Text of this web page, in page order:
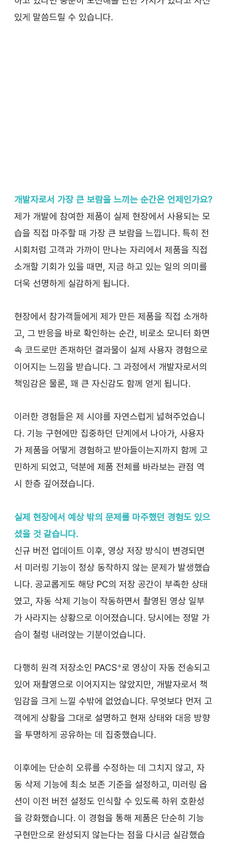
있게 말씀드릴 수 있습니다.
개발자로서 가장 큰 보람을 느끼는 순간은 언제인가요?
제가 개발에 참여한 제품이 실제 현장에서 사용되는 모
습을 직접 마주할 때 가장 큰 보람을 느낍니다. 특히 전
시회처럼 고객과 가까이 만나는 자리에서 제품을 직접
소개할 기회가 있을 때면, 지금 하고 있는 일의 의미를
더욱 선명하게 실감하게 됩니다.
현장에서 참가객들에게 제가 만든 제품을 직접 소개하
고, 그 반응을 바로 확인하는 순간, 비로소 모니터 화면
속 코드로만 존재하던 결과물이 실제 사용자 경험으로
이어지는 느낌을 받습니다. 그 과정에서 개발자로서의
책임감은 물론, 꽤 큰 자신감도 함께 얻게 됩니다.
이러한 경험들은 제 시야를 자연스럽게 넓혀주었습니
다. 기능 구현에만 집중하던 단계에서 나아가, 사용자
가 제품을 어떻게 경험하고 받아들이는지까지 함께 고
민하게 되었고, 덕분에 제품 전체를 바라보는 관점 역
시 한층 깊어졌습니다.
실제 현장에서 예상 밖의 문제를 마주했던 경험도 있으
셨을 것 같습니다.
신규 버전 업데이트 이후, 영상 저장 방식이 변경되면
서 미러링 기능이 정상 동작하지 않는 문제가 발생했습
니다. 공교롭게도 해당 PC의 저장 공간이 부족한 상태
였고, 자동 삭제 기능이 작동하면서 촬영된 영상 일부
가 사라지는 상황으로 이어졌습니다. 당시에는 정말 가
슴이 철렁 내려앉는 기분이었습니다.
다행히 원격 저장소인 PACS*로 영상이 자동 전송되고
있어 재촬영으로 이어지지는 않았지만, 개발자로서 책
임감을 크게 느낄 수밖에 없었습니다. 무엇보다 먼저 고
객에게 상황을 그대로 설명하고 현재 상태와 대응 방향
을 투명하게 공유하는 데 집중했습니다.
이후에는 단순히 오류를 수정하는 데 그치지 않고, 자
동 삭제 기능에 최소 보존 기준을 설정하고, 미러링 옵
션이 이전 버전 설정도 인식할 수 있도록 하위 호환성
을 강화했습니다. 이 경험을 통해 제품은 단순히 기능
구현만으로 완성되지 않는다는 점을 다시금 실감했습